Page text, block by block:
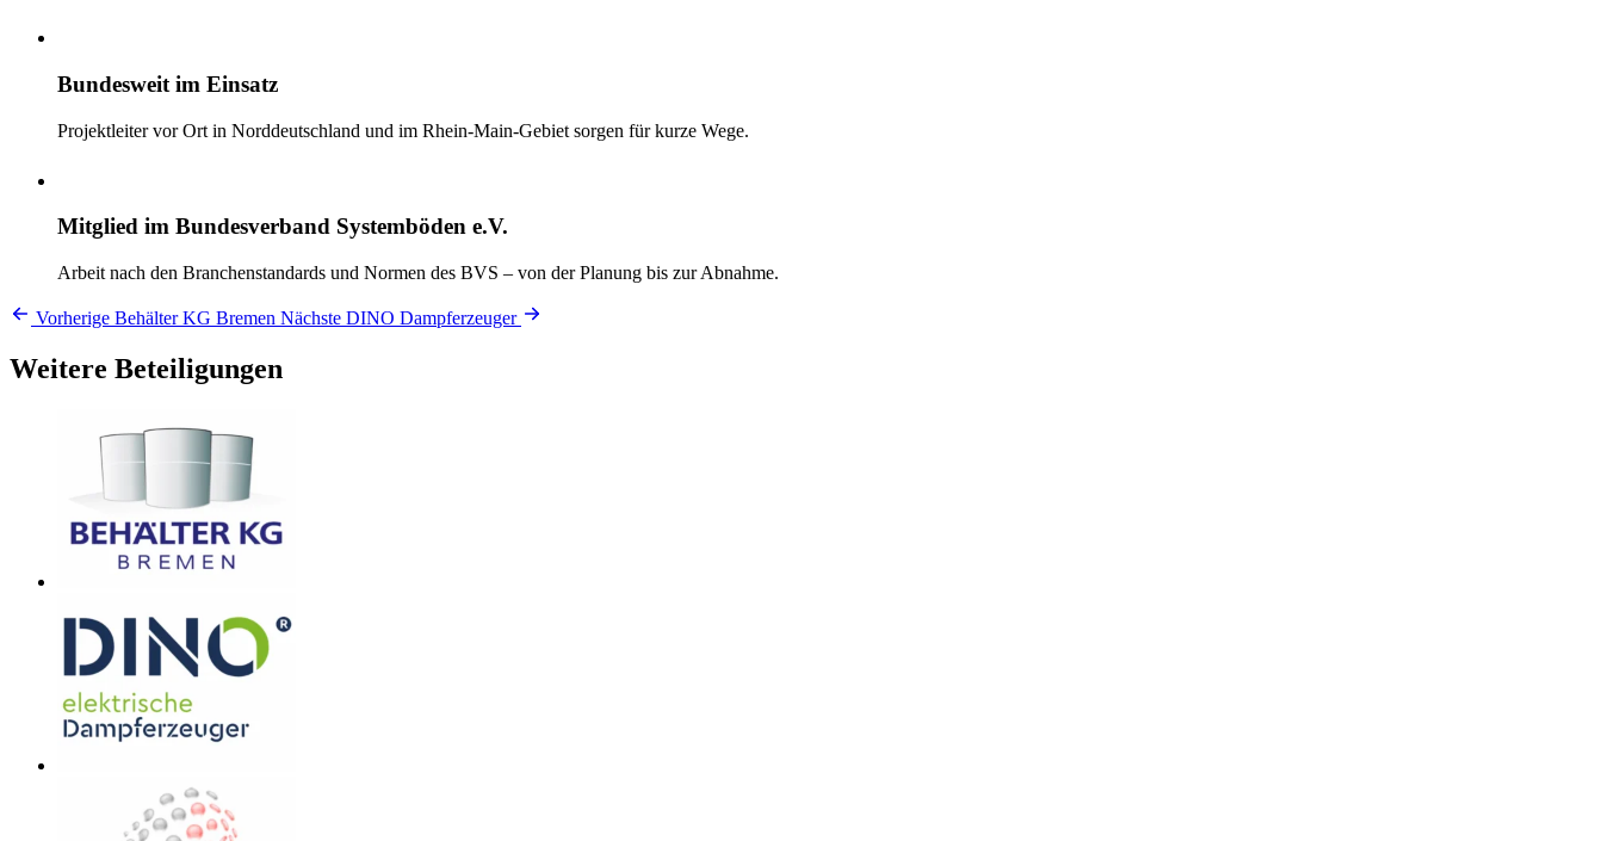
Bundesweit im Einsatz
Projektleiter vor Ort in Norddeutschland und im Rhein-Main-Gebiet sorgen für kurze Wege.
Mitglied im Bundesverband Systemböden e.V.
Arbeit nach den Branchenstandards und Normen des BVS – von der Planung bis zur Abnahme.
Vorherige Behälter KG Bremen Nächste DINO Dampferzeuger
Weitere Beteiligungen